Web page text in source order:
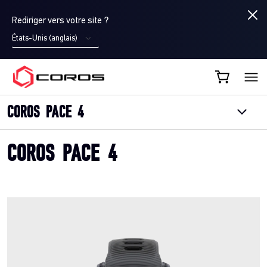
Rediriger vers votre site ?
États-Unis (anglais)
COROS FR
COROS PACE 4
COROS PACE 4